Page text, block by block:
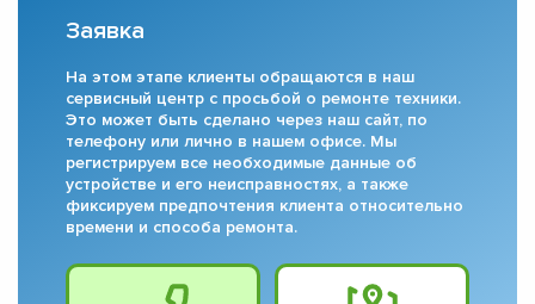
Заявка
На этом этапе клиенты обращаются в наш
сервисный центр с просьбой о ремонте техники.
Это может быть сделано через наш сайт, по
телефону или лично в нашем офисе. Мы
регистрируем все необходимые данные об
устройстве и его неисправностях, а также
фиксируем предпочтения клиента относительно
времени и способа ремонта.